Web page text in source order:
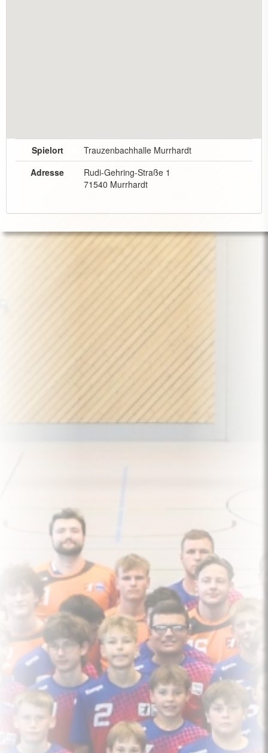
Spielort
Trauzenbachhalle Murrhardt
Adresse
Rudi-Gehring-Straße 1
71540 Murrhardt